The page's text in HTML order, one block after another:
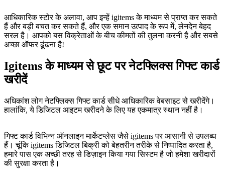
आधिकारिक स्टोर के अलावा, आप इन्हें igitems के माध्यम से प्राप्त कर सकते
हैं और बड़ी बचत कर सकते हैं, और एक समान उत्पाद के रूप में, लेनदेन बेहद
सरल है। आपको बस विक्रेताओं के बीच कीमतों की तुलना करनी है और सबसे
अच्छा ऑफर ढूंढना है!
Igitems के माध्यम से छूट पर नेटफ्लिक्स गिफ्ट कार्ड
खरीदें
अधिकांश लोग नेटफ्लिक्स गिफ्ट कार्ड सीधे आधिकारिक वेबसाइट से खरीदेंगे।
हालांकि, ये डिजिटल आइटम खरीदने के लिए यह एकमात्र स्थान नहीं है।
गिफ्ट कार्ड विभिन्न ऑनलाइन मार्केटप्लेस जैसे igitems पर आसानी से उपलब्ध
हैं। चूंकि igitems डिजिटल बिक्री को बेहतरीन तरीके से निष्पादित करता है,
हमारे पास एक अच्छी तरह से डिज़ाइन किया गया सिस्टम है जो हमेशा खरीदारों
की सुरक्षा करता है।